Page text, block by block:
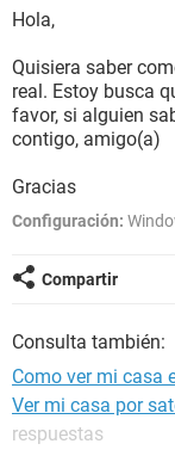
Hola,
Quisiera saber
real. Estoy busca
favor, si alguien
contigo, amigo(a)
Gracias
Configuración:
Compartir
Consulta también:
Como ver mi casa
Ver mi casa por
respuestas